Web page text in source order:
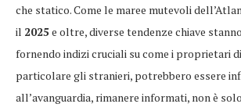
che statico. Come le maree mutevoli
il 2025e oltre, diverse tendenze chiave
fornendo indizi cruciali su come i proprietari
particolare gli stranieri, potrebbero essere
all’avanguardia, rimanere informati, non è